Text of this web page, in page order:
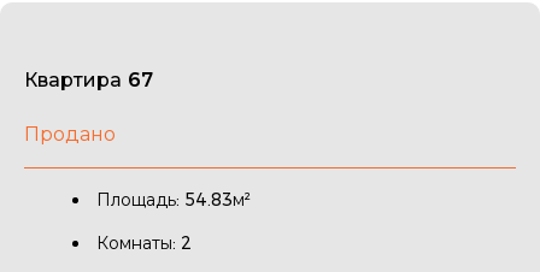
Квартира 67
Продано
Площадь: 54.83м²
Комнаты: 2